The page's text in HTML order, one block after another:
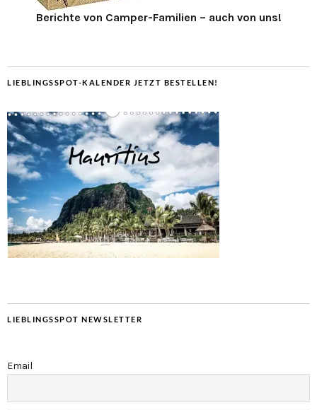
Berichte von Camper-Familien – auch von uns!
LIEBLINGSSPOT-KALENDER JETZT BESTELLEN!
LIEBLINGSSPOT NEWSLETTER
Email